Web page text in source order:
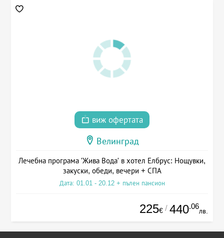
виж офертата
Велинград
Лечебна програма 'Жива Вода' в хотел Елбрус: Нощувки,
закуски, обеди, вечери + СПА
Дата: 01.01 - 20.12 + пълен пансион
225€ / 440.06
лв.